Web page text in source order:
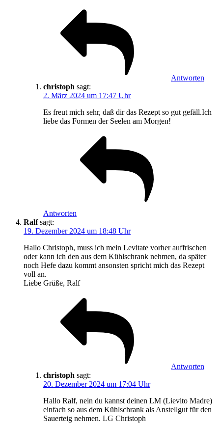
Antworten
christoph sagt:
2. März 2024 um 17:47 Uhr
Es freut mich sehr, daß dir das Rezept so gut gefäll.Ich
liebe das Formen der Seelen am Morgen!
Antworten
Ralf sagt:
19. Dezember 2024 um 18:48 Uhr
Hallo Christoph, muss ich mein Levitate vorher auffrischen
oder kann ich den aus dem Kühlschrank nehmen, da später
noch Hefe dazu kommt ansonsten spricht mich das Rezept
voll an.
Liebe Grüße, Ralf
Antworten
christoph sagt:
20. Dezember 2024 um 17:04 Uhr
Hallo Ralf, nein du kannst deinen LM (Lievito Madre)
einfach so aus dem Kühlschrank als Anstellgut für den
Sauerteig nehmen. LG Christoph